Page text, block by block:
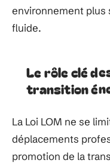
environnement plus
fluide.
Le rôle clé
transition
La Loi LOM ne se
déplacements
promotion de la